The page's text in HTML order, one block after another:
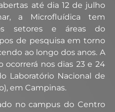
até dia 12 de julho
a Microfluídica tem
setores e áreas do
de pesquisa em torno
ao longo dos anos. A
nos dias 23 e 24
Laboratório Nacional de
em Campinas.
no campus do Centro